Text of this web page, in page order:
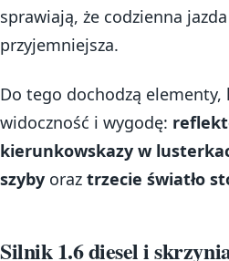
sprawiają, że codzienna
przyjemniejsza.
Do tego dochodzą
widoczność i wygodę:
kierunkowskazy w
szyby oraz trzecie światło
Silnik 1.6 diesel i